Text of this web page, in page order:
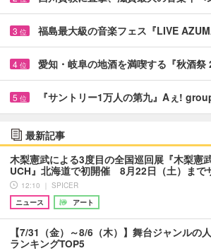
3 位 福島最大級の音楽フェス『LIVE
4 位 愛知・岐阜の地酒を満喫する『秋酒
5 位 『サントリー1万人の第九』Aぇ!
最新記事
木梨憲武による3度目の全国巡回展『木梨憲
UCH』北海道で初開催 8月22日（土）ま
12:10 ｜ SPICER
ニュース
アート
【7/31（金）～8/6（木）】舞台ジャンルの
ランキングTOP5